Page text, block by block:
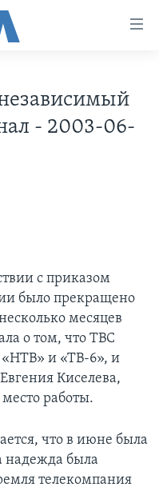
- 2003-06-
с приказом
было прекращено
месяцев
о том, что ТВС
«НТВ» и «ТВ-6», и
Киселева,
работы.
что в июне была
надежда была
телекомпания